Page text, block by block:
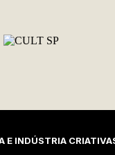
E INDÚSTRIA